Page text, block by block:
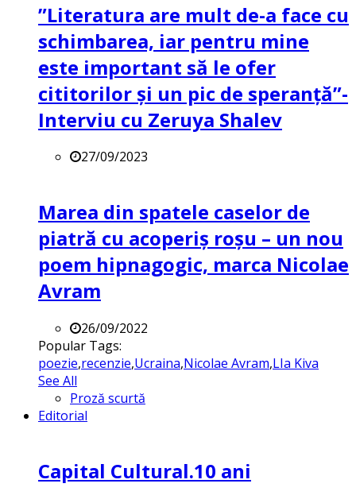
”Literatura are mult de-a face cu
schimbarea, iar pentru mine
este important să le ofer
cititorilor și un pic de speranță”-
Interviu cu Zeruya Shalev
27/09/2023
Marea din spatele caselor de
piatră cu acoperiș roșu – un nou
poem hipnagogic, marca Nicolae
Avram
26/09/2022
Popular Tags:
poezie,recenzie,Ucraina,Nicolae Avram,LIa Kiva
See All
Proză scurtă
Editorial
Capital Cultural.10 ani